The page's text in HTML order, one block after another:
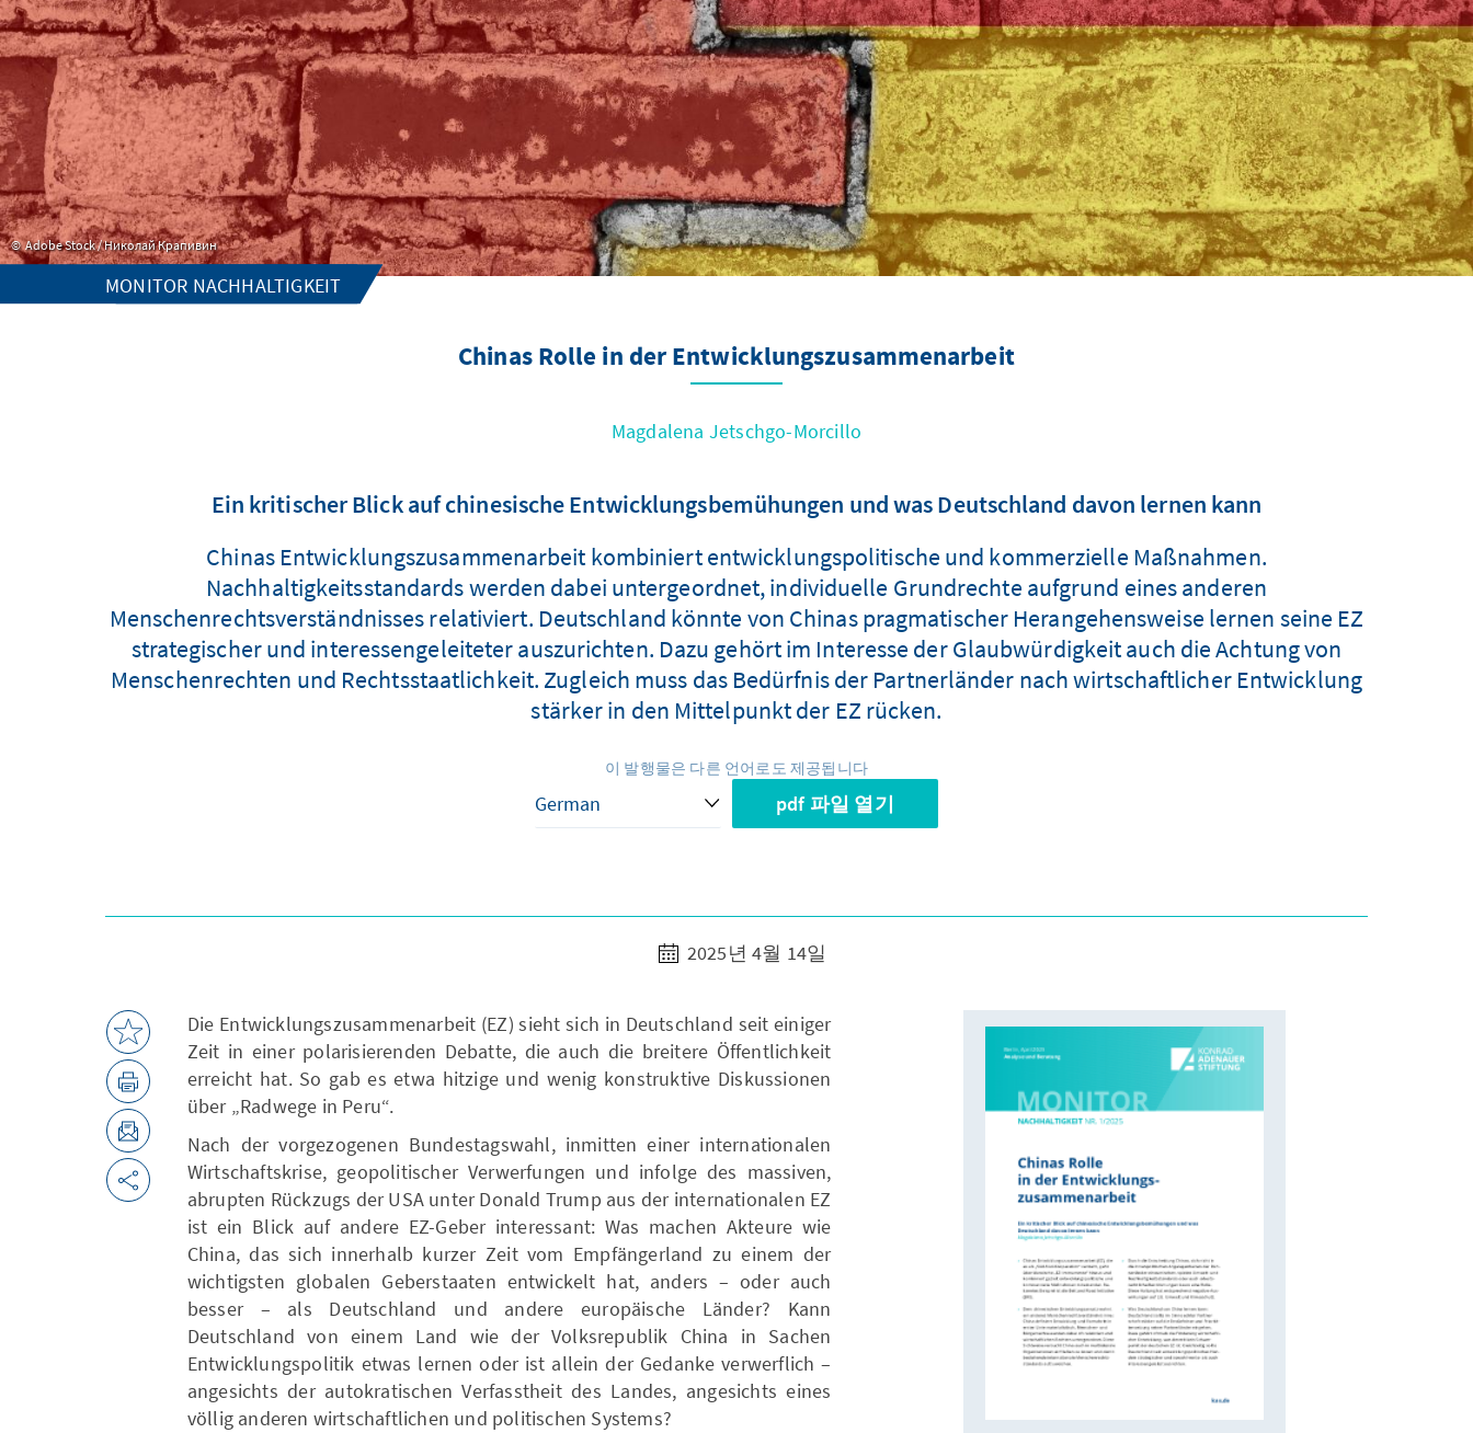
Adobe Stock / Николай Крапивин
MONITOR NACHHALTIGKEIT
Chinas Rolle in der Entwicklungszusammenarbeit
Magdalena Jetschgo-Morcillo
Ein kritischer Blick auf chinesische Entwicklungsbemühungen und was Deutschland davon lernen kann
Chinas Entwicklungszusammenarbeit kombiniert entwicklungspolitische und kommerzielle Maßnahmen.
Nachhaltigkeitsstandards werden dabei untergeordnet, individuelle Grundrechte aufgrund eines anderen
Menschenrechtsverständnisses relativiert. Deutschland könnte von Chinas pragmatischer Herangehensweise lernen seine EZ
strategischer und interessengeleiteter auszurichten. Dazu gehört im Interesse der Glaubwürdigkeit auch die Achtung von
Menschenrechten und Rechtsstaatlichkeit. Zugleich muss das Bedürfnis der Partnerländer nach wirtschaftlicher Entwicklung
stärker in den Mittelpunkt der EZ rücken.
이 발행물은 다른 언어로도 제공됩니다
pdf 파일 열기
2025년 4월 14일
Die Entwicklungszusammenarbeit (EZ) sieht sich in Deutschland seit einiger
Zeit in einer polarisierenden Debatte, die auch die breitere Öffentlichkeit
erreicht hat. So gab es etwa hitzige und wenig konstruktive Diskussionen
über „Radwege in Peru“.
Nach der vorgezogenen Bundestagswahl, inmitten einer internationalen
Wirtschaftskrise, geopolitischer Verwerfungen und infolge des massiven,
abrupten Rückzugs der USA unter Donald Trump aus der internationalen EZ
ist ein Blick auf andere EZ-Geber interessant: Was machen Akteure wie
China, das sich innerhalb kurzer Zeit vom Empfängerland zu einem der
wichtigsten globalen Geberstaaten entwickelt hat, anders – oder auch
besser – als Deutschland und andere europäische Länder? Kann
Deutschland von einem Land wie der Volksrepublik China in Sachen
Entwicklungspolitik etwas lernen oder ist allein der Gedanke verwerflich –
angesichts der autokratischen Verfasstheit des Landes, angesichts eines
völlig anderen wirtschaftlichen und politischen Systems?